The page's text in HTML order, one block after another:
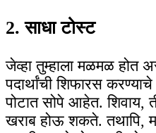
2. साधा टोस्ट
जेव्हा तुम्हाला मळमळ होत
पदार्थांची शिफारस
पोटात सोपे आहेत. शिवाय,
खराब होऊ शकते. तथापि,